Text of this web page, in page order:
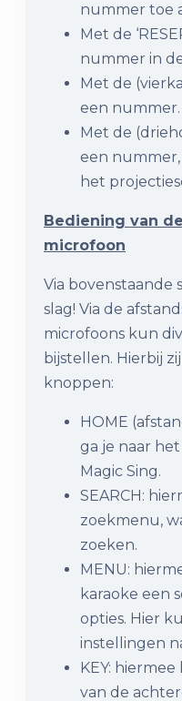
nummer toe
Met de
nummer in
Met de
een nummer.
Met de
een
het
Bediening van
microfoon
Via bovenstaande
slag! Via de
microfoons kun
bijstellen. Hierbij
knoppen:
HOME
ga je naar
Magic Sing.
SEARCH:
zoekmenu,
zoeken.
MENU:
karaoke een
opties. Hier
instellingen
KEY:
van de